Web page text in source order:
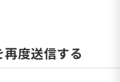
度送信する